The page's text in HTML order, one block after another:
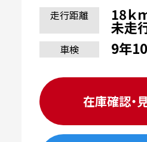
走行距離 18ｋ
未走
車検 9年
在庫確認・